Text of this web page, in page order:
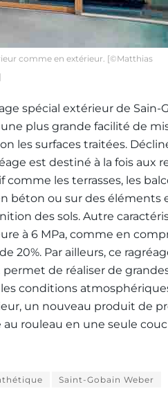
comme en extérieur. [©Matthias
spécial extérieur de Sain-
plus grande facilité de
les surfaces traitées.
est destiné à la fois aux
les terrasses, les
béton ou sur des éléments
des sols. Autre
à 6 MPa, comme en
20%. Par ailleurs, ce
de réaliser de
conditions
un nouveau produit de
rouleau en une seule
Saint-Gobain Weber